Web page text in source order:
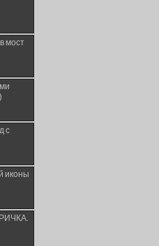
мост
с
иконы